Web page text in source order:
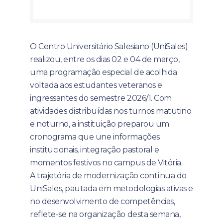
O Centro Universitário Salesiano (UniSales)
realizou, entre os dias 02 e 04 de março,
uma programação especial de acolhida
voltada aos estudantes veteranos e
ingressantes do semestre 2026/1. Com
atividades distribuídas nos turnos matutino
e noturno, a instituição preparou um
cronograma que une informações
institucionais, integração pastoral e
momentos festivos no campus de Vitória.
A trajetória de modernização contínua do
UniSales, pautada em metodologias ativas e
no desenvolvimento de competências,
reflete-se na organização desta semana,